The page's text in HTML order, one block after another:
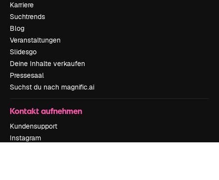
Karriere
Suchtrends
Blog
Veranstaltungen
Slidesgo
Deine Inhalte verkaufen
Pressesaal
Suchst du nach magnific.ai
Kontakt aufnehmen
Kundensupport
Instagram